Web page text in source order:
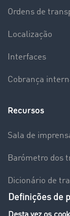
Ordens de
Localização
Interfaces
Cobrança
Recursos
Sala de
Barómetro dos
Dicionário de
Visão geral da